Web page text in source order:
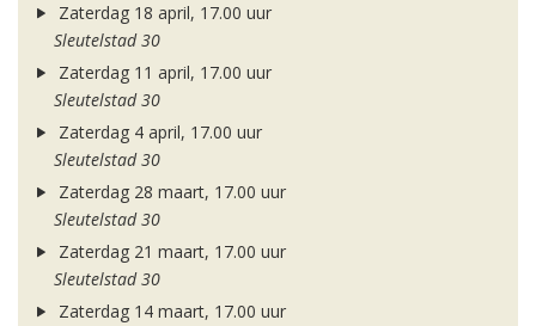
Zaterdag 18 april, 17.00 uur
Sleutelstad 30
Zaterdag 11 april, 17.00 uur
Sleutelstad 30
Zaterdag 4 april, 17.00 uur
Sleutelstad 30
Zaterdag 28 maart, 17.00 uur
Sleutelstad 30
Zaterdag 21 maart, 17.00 uur
Sleutelstad 30
Zaterdag 14 maart, 17.00 uur